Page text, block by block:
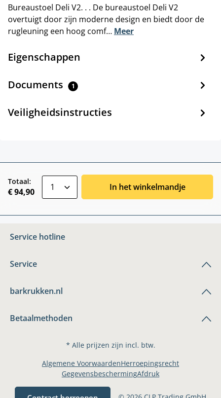
Bureaustoel Deli V2. . . De bureaustoel Deli V2
overtuigt door zijn moderne design en biedt door de
rugleuning een hoog comf… Meer
Eigenschappen
Documents 1
Veiligheidsinstructies
Totaal:
€ 94,90 In het winkelmandje
Service hotline
Service
barkrukken.nl
Betaalmethoden
* Alle prijzen zijn incl. btw.
Algemene VoorwaardenHerroepingsrecht
GegevensbeschermingAfdruk